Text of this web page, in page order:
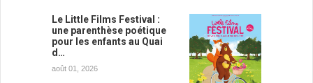
Le Little Films Festival :
une parenthèse poétique
pour les enfants au Quai
d…
août 01, 2026